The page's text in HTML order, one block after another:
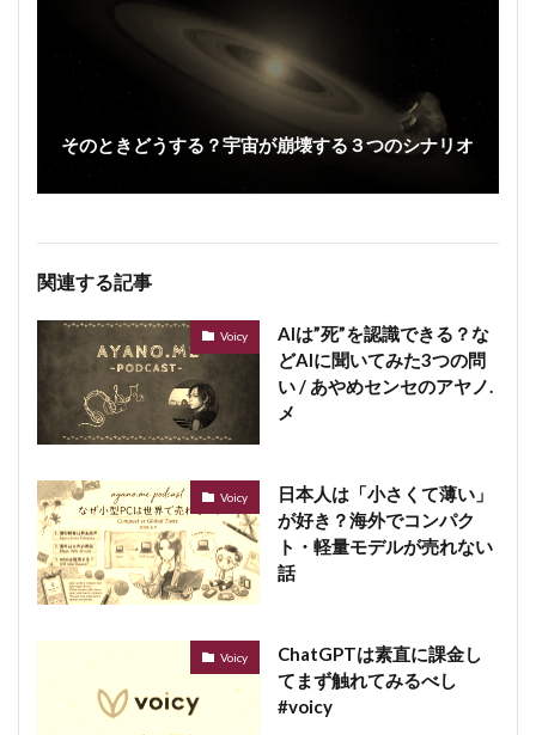
そのときどうする？宇宙が崩壊する３つのシナリオ
関連する記事
Voicy
AIは”死”を認識できる？な
どAIに聞いてみた3つの問
い / あやめセンセのアヤノ.
メ
Voicy
日本人は「小さくて薄い」
が好き？海外でコンパク
ト・軽量モデルが売れない
話
Voicy
ChatGPTは素直に課金し
てまず触れてみるべし
#voicy